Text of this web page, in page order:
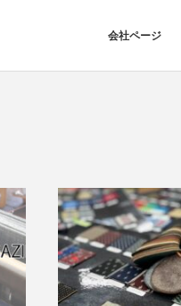
会社ページ